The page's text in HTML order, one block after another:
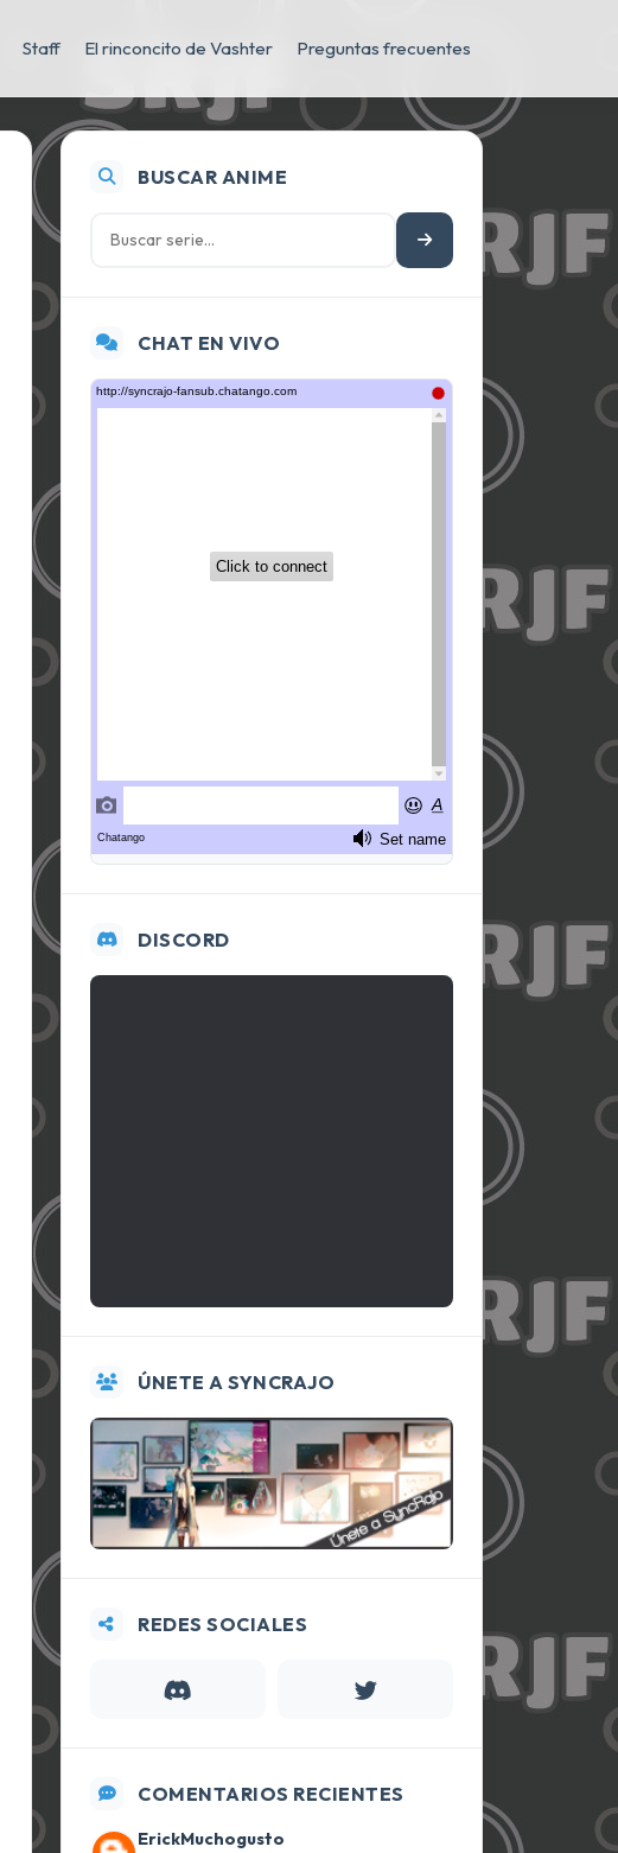
Staff El rinconcito de Vashter Preguntas frecuentes
BUSCAR ANIME
CHAT EN VIVO
DISCORD
ÚNETE A SYNCRAJO
REDES SOCIALES
COMENTARIOS RECIENTES
ErickMuchogusto